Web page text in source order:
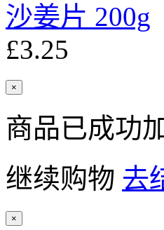
沙姜片 200g
£3.25
×
商品已成功
继续购物 去
×